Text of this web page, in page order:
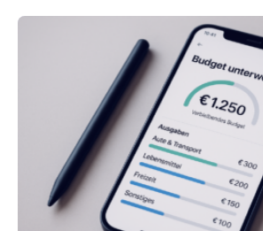
Unterkünfte fast überall deutlich
viele Beschäftigte ist deshalb das
Juli ausgezahlte Urlaubsgeld ein
sich den wohlverdienten
können. Allerdings erhält mit 44
einmal die Hälfte aller Beschäftigten
Privatwirtschaft Urlaubsgeld. Zu